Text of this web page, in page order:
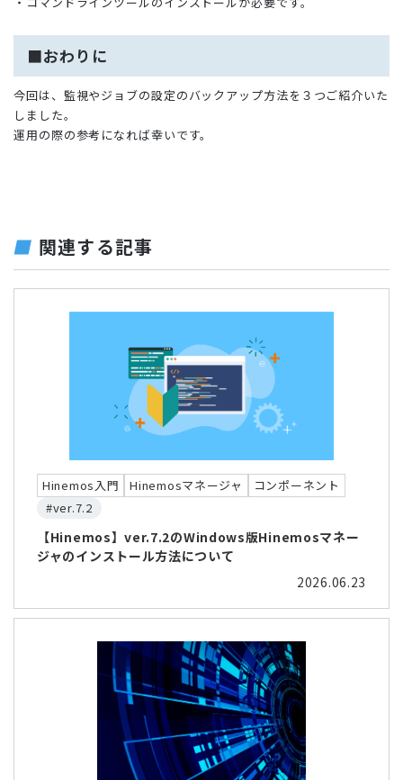
■おわりに
今回は、監視やジョブの設定のバックアップ方法を３つご紹介いた
しました。
運用の際の参考になれば幸いです。
関連する記事
Hinemos入門 Hinemosマネージャ
コンポーネント
#ver.7.2
【Hinemos】ver.7.2のWindows版Hinemosマネー
ジャのインストール方法について
2026.06.23